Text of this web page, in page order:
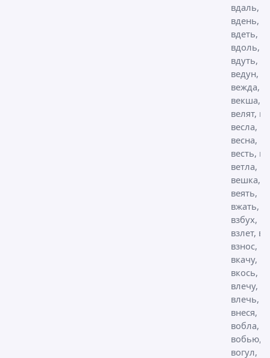
вдаль,
вдень,
вдеть,
вдоль,
вдуть,
ведун,
вежда,
векша,
велят,
весла,
весна,
весть,
ветла,
вешка,
веять,
вжать,
взбух,
взлет,
взнос,
вкачу,
вкось,
влечу,
влечь,
внеся,
вобла,
вобью,
вогул,